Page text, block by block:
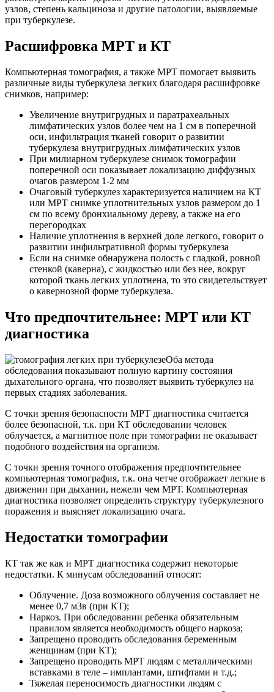
узлов, степень кальциноза и другие патологии, выявляемые
при туберкулезе.
Расшифровка МРТ и КТ
Компьютерная томография, а также МРТ помогает выявить
различные виды туберкулеза легких благодаря расшифровке
снимков, например:
Увеличение внутригрудных и паратрахеальных
лимфатических узлов более чем на 1 см в поперечной
оси, инфильтрация тканей говорит о развитии
туберкулеза внутригрудных лимфатических узлов
При милиарном туберкулезе снимок томографии
поперечной оси показывает локализацию диффузных
очагов размером 1-2 мм
Очаговый туберкулез характеризуется наличием на КТ
или МРТ снимке уплотнительных узлов размером до 1
см по всему бронхиальному дереву, а также на его
перегородках
Наличие уплотнения в верхней доле легкого, говорит о
развитии инфильтративной формы туберкулеза
Если на снимке обнаружена полость с гладкой, ровной
стенкой (каверна), с жидкостью или без нее, вокруг
которой ткань легких уплотнена, то это свидетельствует
о кавернозной форме туберкулеза.
Что предпочтительнее: МРТ или КТ
диагностика
Оба метода
обследования показывают полную картину состояния
дыхательного органа, что позволяет выявить туберкулез на
первых стадиях заболевания.
С точки зрения безопасности МРТ диагностика считается
более безопасной, т.к. при КТ обследовании человек
облучается, а магнитное поле при томографии не оказывает
подобного воздействия на организм.
С точки зрения точного отображения предпочтительнее
компьютерная томография, т.к. она четче отображает легкие в
движении при дыхании, нежели чем МРТ. Компьютерная
диагностика позволяет определить структуру туберкулезного
поражения и выясняет локализацию очага.
Недостатки томографии
КТ так же как и МРТ диагностика содержит некоторые
недостатки. К минусам обследований относят:
Облучение. Доза возможного облучения составляет не
менее 0,7 мЗв (при КТ);
Наркоз. При обследовании ребенка обязательным
правилом является необходимость общего наркоза;
Запрещено проводить обследования беременным
женщинам (при КТ);
Запрещено проводить МРТ людям с металлическими
вставками в теле – имплантами, штифтами и т.д.;
Тяжелая переносимость диагностики людям с